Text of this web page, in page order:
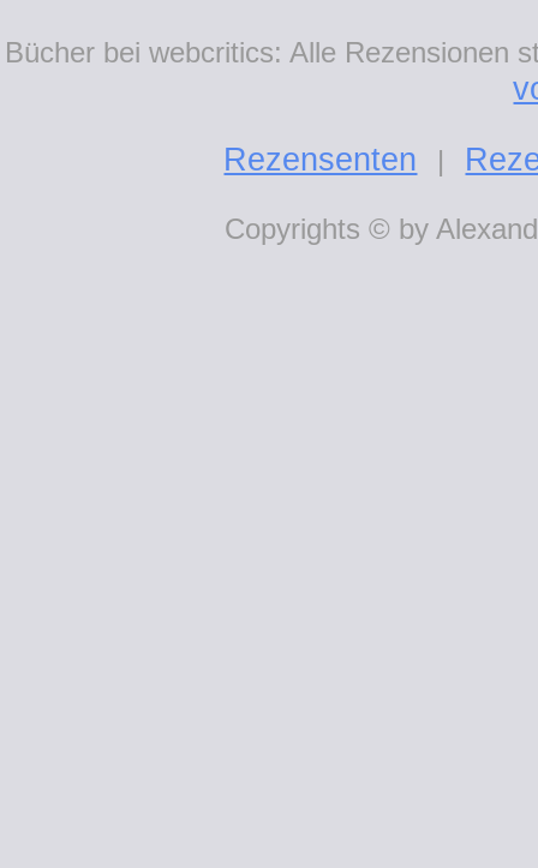
Bücher bei webcritics: Alle Rezensionen
Rezensenten
|
Copyrights © by